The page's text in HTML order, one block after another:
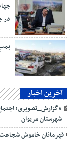
در
آخرین اخبار
#گزارش_تصویری؛
شهرستان مریوان
قهرمانان خاموش